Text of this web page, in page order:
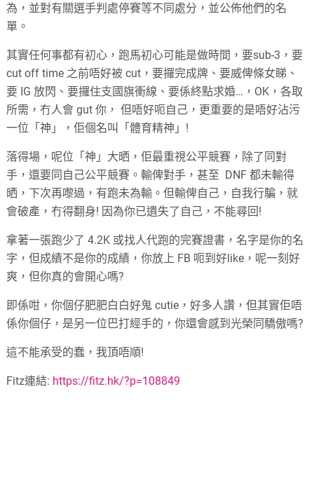
為，並對有關選手判處停賽等不同處分，並公佈他們的名
單。
其實任何事都有初心，跑馬初心可能是做時間，要sub-3，要
cut off time 之前唔好被 cut，要攞完成牌、要威俾條女睇、
要 IG 放閃、要攞住支國旗衝線、要係終點求婚…，OK，各取
所需，冇人會 gut 你， 但唔好呃自己，更重要的是唔好沾污
一位「神」，佢個名叫「體育精神」!
落得場，呢位「神」大晒，佢最重視公平競賽，除了同對
手，還要同自己公平競賽。輸俾對手，甚至 DNF 都未輸得
晒，下次再嚟過，有跑未為輸。但輸俾自己，自我行騙，就
會破產，冇得翻身! 因為你已遺失了自己，不能尋回!
拿著一張跑少了 4.2K 或找人代跑的完賽證書，名字是你的名
字，但成績不是你的成績，你放上 FB 呃到好like，呢一刻好
爽，但你真的會開心嗎?
即係咁，你個仔肥肥白白好鬼 cutie，好多人讚，但其實佢唔
係你個仔，是另一位巴打經手的，你還會感到光榮同驕傲嗎?
這不能承受的蠢，我頂唔順!
Fitz連結: https://fitz.hk/?p=108849